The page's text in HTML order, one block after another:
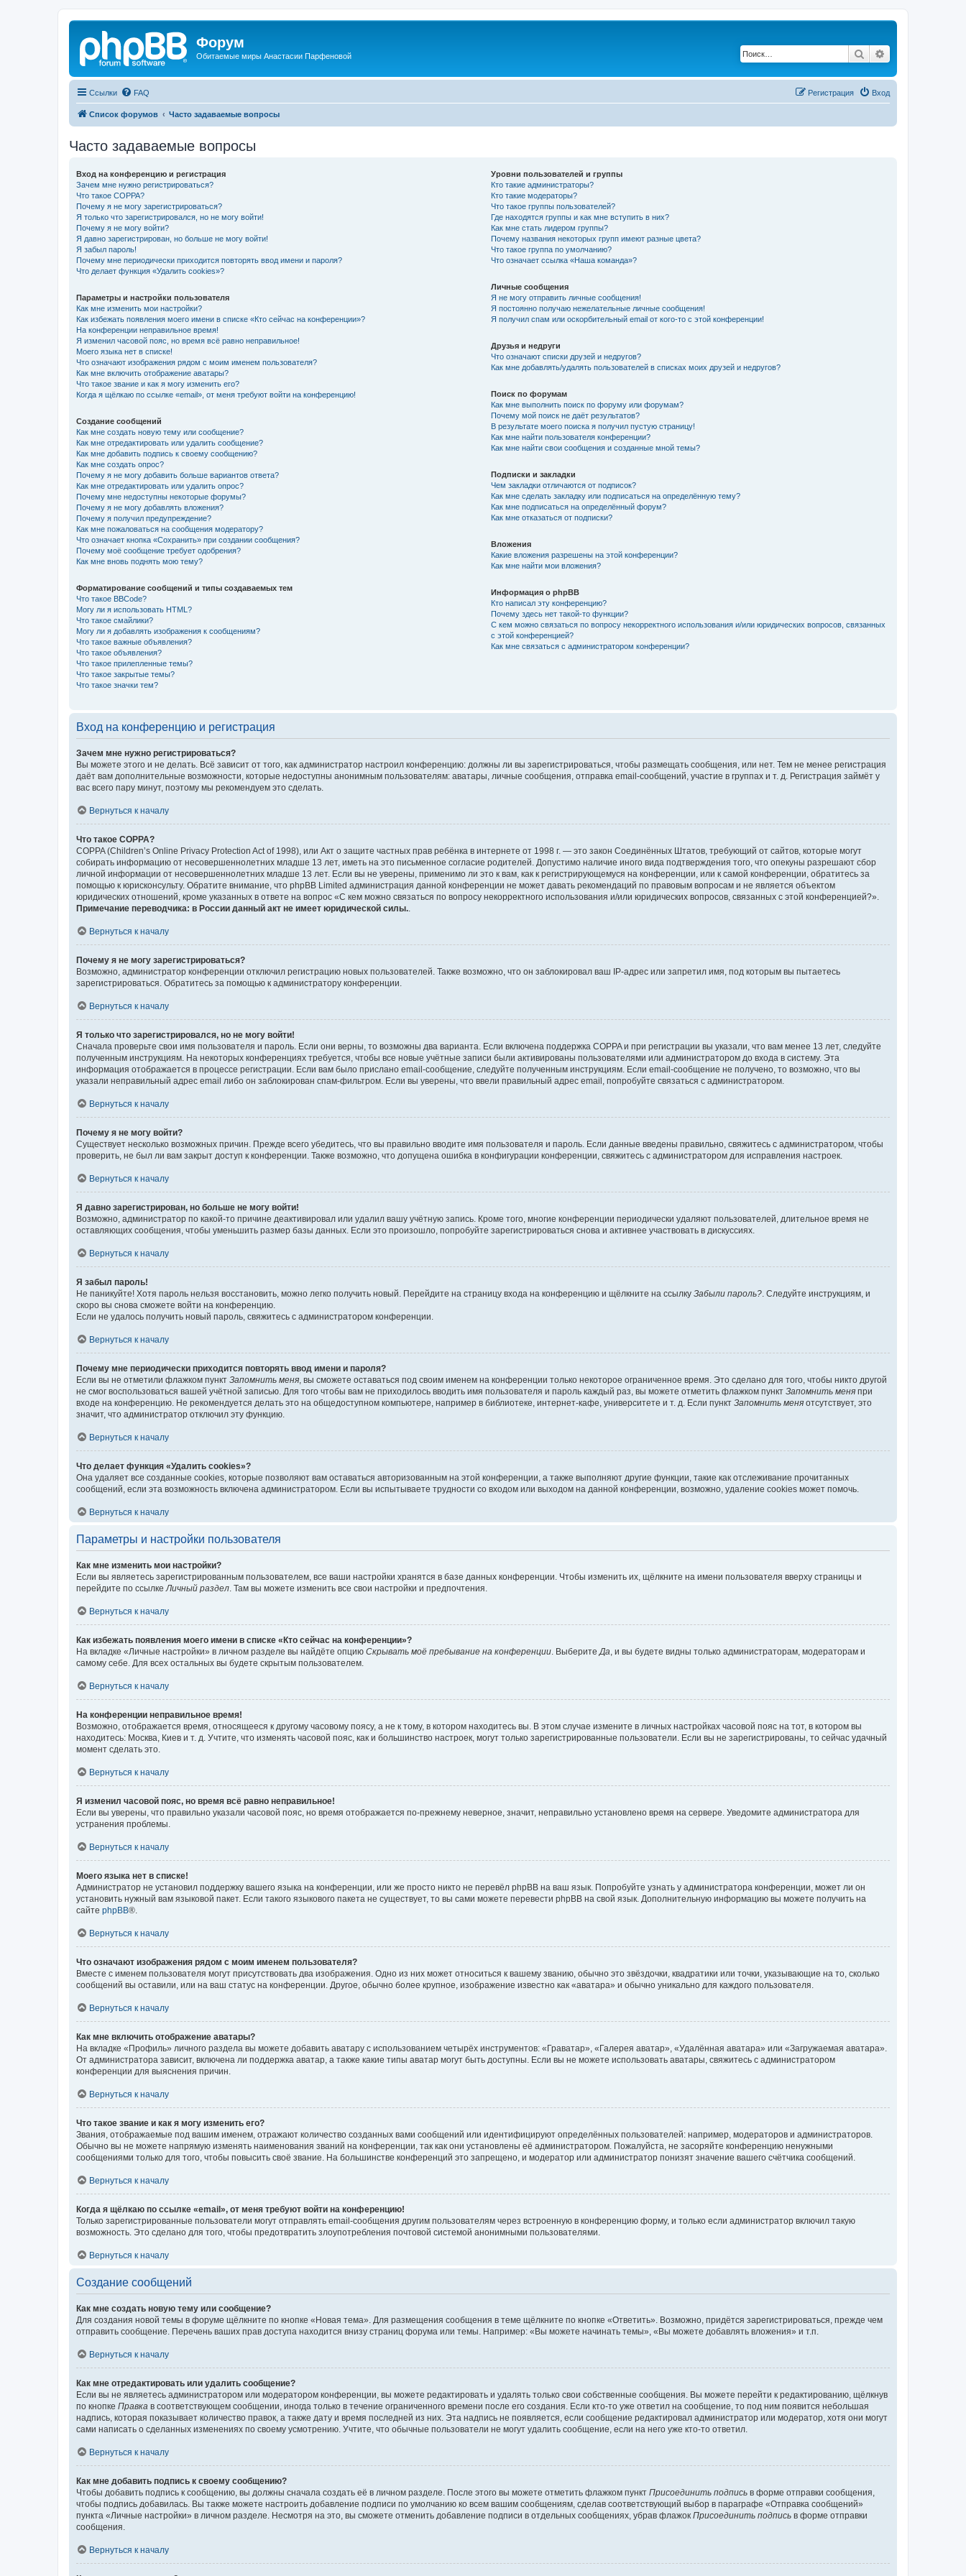
Форум
Обитаемые миры Анастасии Парфеновой Поиск
Ссылки FAQ Вход
Регистрация
Список форумов Часто задаваемые вопросы
Часто задаваемые вопросы
Вход на конференцию и регистрация
Зачем мне нужно регистрироваться?
Что такое COPPA?
Почему я не могу зарегистрироваться?
Я только что зарегистрировался, но не могу войти!
Почему я не могу войти?
Я давно зарегистрирован, но больше не могу войти!
Я забыл пароль!
Почему мне периодически приходится повторять ввод имени и пароля?
Что делает функция «Удалить cookies»?
Параметры и настройки пользователя
Как мне изменить мои настройки?
Как избежать появления моего имени в списке «Кто сейчас на конференции»?
На конференции неправильное время!
Я изменил часовой пояс, но время всё равно неправильное!
Моего языка нет в списке!
Что означают изображения рядом с моим именем пользователя?
Как мне включить отображение аватары?
Что такое звание и как я могу изменить его?
Когда я щёлкаю по ссылке «email», от меня требуют войти на конференцию!
Создание сообщений
Как мне создать новую тему или сообщение?
Как мне отредактировать или удалить сообщение?
Как мне добавить подпись к своему сообщению?
Как мне создать опрос?
Почему я не могу добавить больше вариантов ответа?
Как мне отредактировать или удалить опрос?
Почему мне недоступны некоторые форумы?
Почему я не могу добавлять вложения?
Почему я получил предупреждение?
Как мне пожаловаться на сообщения модератору?
Что означает кнопка «Сохранить» при создании сообщения?
Почему моё сообщение требует одобрения?
Как мне вновь поднять мою тему?
Форматирование сообщений и типы создаваемых тем
Что такое BBCode?
Могу ли я использовать HTML?
Что такое смайлики?
Могу ли я добавлять изображения к сообщениям?
Что такое важные объявления?
Что такое объявления?
Что такое прилепленные темы?
Что такое закрытые темы?
Что такое значки тем?
Уровни пользователей и группы
Кто такие администраторы?
Кто такие модераторы?
Что такое группы пользователей?
Где находятся группы и как мне вступить в них?
Как мне стать лидером группы?
Почему названия некоторых групп имеют разные цвета?
Что такое группа по умолчанию?
Что означает ссылка «Наша команда»?
Личные сообщения
Я не могу отправить личные сообщения!
Я постоянно получаю нежелательные личные сообщения!
Я получил спам или оскорбительный email от кого-то с этой конференции!
Друзья и недруги
Что означают списки друзей и недругов?
Как мне добавлять/удалять пользователей в списках моих друзей и недругов?
Поиск по форумам
Как мне выполнить поиск по форуму или форумам?
Почему мой поиск не даёт результатов?
В результате моего поиска я получил пустую страницу!
Как мне найти пользователя конференции?
Как мне найти свои сообщения и созданные мной темы?
Подписки и закладки
Чем закладки отличаются от подписок?
Как мне сделать закладку или подписаться на определённую тему?
Как мне подписаться на определённый форум?
Как мне отказаться от подписки?
Вложения
Какие вложения разрешены на этой конференции?
Как мне найти мои вложения?
Информация о phpBB
Кто написал эту конференцию?
Почему здесь нет такой-то функции?
С кем можно связаться по вопросу некорректного использования и/или юридических вопросов, связанных
с этой конференцией?
Как мне связаться с администратором конференции?
Вход на конференцию и регистрация
Зачем мне нужно регистрироваться?
Вы можете этого и не делать. Всё зависит от того, как администратор настроил конференцию: должны ли вы зарегистрироваться, чтобы размещать сообщения, или нет. Тем не менее регистрация
даёт вам дополнительные возможности, которые недоступны анонимным пользователям: аватары, личные сообщения, отправка email-сообщений, участие в группах и т. д. Регистрация займёт у
вас всего пару минут, поэтому мы рекомендуем это сделать.
Вернуться к началу
Что такое COPPA?
COPPA (Children’s Online Privacy Protection Act of 1998), или Акт о защите частных прав ребёнка в интернете от 1998 г. — это закон Соединённых Штатов, требующий от сайтов, которые могут
собирать информацию от несовершеннолетних младше 13 лет, иметь на это письменное согласие родителей. Допустимо наличие иного вида подтверждения того, что опекуны разрешают сбор
личной информации от несовершеннолетних младше 13 лет. Если вы не уверены, применимо ли это к вам, как к регистрирующемуся на конференции, или к самой конференции, обратитесь за
помощью к юрисконсульту. Обратите внимание, что phpBB Limited администрация данной конференции не может давать рекомендаций по правовым вопросам и не является объектом
юридических отношений, кроме указанных в ответе на вопрос «С кем можно связаться по вопросу некорректного использования и/или юридических вопросов, связанных с этой конференцией?».
Примечание переводчика: в России данный акт не имеет юридической силы.
Вернуться к началу
Почему я не могу зарегистрироваться?
Возможно, администратор конференции отключил регистрацию новых пользователей. Также возможно, что он заблокировал ваш IP-адрес или запретил имя, под которым вы пытаетесь
зарегистрироваться. Обратитесь за помощью к администратору конференции.
Вернуться к началу
Я только что зарегистрировался, но не могу войти!
Сначала проверьте свои имя пользователя и пароль. Если они верны, то возможны два варианта. Если включена поддержка COPPA и при регистрации вы указали, что вам менее 13 лет, следуйте
полученным инструкциям. На некоторых конференциях требуется, чтобы все новые учётные записи были активированы пользователями или администратором до входа в систему. Эта
информация отображается в процессе регистрации. Если вам было прислано email-сообщение, следуйте полученным инструкциям. Если email-сообщение не получено, то возможно, что вы
указали неправильный адрес email либо он заблокирован спам-фильтром. Если вы уверены, что ввели правильный адрес email, попробуйте связаться с администратором.
Вернуться к началу
Почему я не могу войти?
Существует несколько возможных причин. Прежде всего убедитесь, что вы правильно вводите имя пользователя и пароль. Если данные введены правильно, свяжитесь с администратором, чтобы
проверить, не был ли вам закрыт доступ к конференции. Также возможно, что допущена ошибка в конфигурации конференции, свяжитесь с администратором для исправления настроек.
Вернуться к началу
Я давно зарегистрирован, но больше не могу войти!
Возможно, администратор по какой-то причине деактивировал или удалил вашу учётную запись. Кроме того, многие конференции периодически удаляют пользователей, длительное время не
оставляющих сообщения, чтобы уменьшить размер базы данных. Если это произошло, попробуйте зарегистрироваться снова и активнее участвовать в дискуссиях.
Вернуться к началу
Я забыл пароль!
Не паникуйте! Хотя пароль нельзя восстановить, можно легко получить новый. Перейдите на страницу входа на конференцию и щёлкните на ссылку Забыли пароль? . Следуйте инструкциям, и
скоро вы снова сможете войти на конференцию.
Если не удалось получить новый пароль, свяжитесь с администратором конференции.
Вернуться к началу
Почему мне периодически приходится повторять ввод имени и пароля?
Если вы не отметили флажком пункт Запомнить меня , вы сможете оставаться под своим именем на конференции только некоторое ограниченное время. Это сделано для того, чтобы никто другой
не смог воспользоваться вашей учётной записью. Для того чтобы вам не приходилось вводить имя пользователя и пароль каждый раз, вы можете отметить флажком пункт Запомнить меня при
входе на конференцию. Не рекомендуется делать это на общедоступном компьютере, например в библиотеке, интернет-кафе, университете и т. д. Если пункт Запомнить меня отсутствует, это
значит, что администратор отключил эту функцию.
Вернуться к началу
Что делает функция «Удалить cookies»?
Она удаляет все созданные cookies, которые позволяют вам оставаться авторизованным на этой конференции, а также выполняют другие функции, такие как отслеживание прочитанных
сообщений, если эта возможность включена администратором. Если вы испытываете трудности со входом или выходом на данной конференции, возможно, удаление cookies может помочь.
Вернуться к началу
Параметры и настройки пользователя
Как мне изменить мои настройки?
Если вы являетесь зарегистрированным пользователем, все ваши настройки хранятся в базе данных конференции. Чтобы изменить их, щёлкните на имени пользователя вверху страницы и
перейдите по ссылке Личный раздел . Там вы можете изменить все свои настройки и предпочтения.
Вернуться к началу
Как избежать появления моего имени в списке «Кто сейчас на конференции»?
На вкладке «Личные настройки» в личном разделе вы найдёте опцию Скрывать моё пребывание на конференции . Выберите Да , и вы будете видны только администраторам, модераторам и
самому себе. Для всех остальных вы будете скрытым пользователем.
Вернуться к началу
На конференции неправильное время!
Возможно, отображается время, относящееся к другому часовому поясу, а не к тому, в котором находитесь вы. В этом случае измените в личных настройках часовой пояс на тот, в котором вы
находитесь: Москва, Киев и т. д. Учтите, что изменять часовой пояс, как и большинство настроек, могут только зарегистрированные пользователи. Если вы не зарегистрированы, то сейчас удачный
момент сделать это.
Вернуться к началу
Я изменил часовой пояс, но время всё равно неправильное!
Если вы уверены, что правильно указали часовой пояс, но время отображается по-прежнему неверное, значит, неправильно установлено время на сервере. Уведомите администратора для
устранения проблемы.
Вернуться к началу
Моего языка нет в списке!
Администратор не установил поддержку вашего языка на конференции, или же просто никто не перевёл phpBB на ваш язык. Попробуйте узнать у администратора конференции, может ли он
установить нужный вам языковой пакет. Если такого языкового пакета не существует, то вы сами можете перевести phpBB на свой язык. Дополнительную информацию вы можете получить на
сайте phpBB®.
Вернуться к началу
Что означают изображения рядом с моим именем пользователя?
Вместе с именем пользователя могут присутствовать два изображения. Одно из них может относиться к вашему званию, обычно это звёздочки, квадратики или точки, указывающие на то, сколько
сообщений вы оставили, или на ваш статус на конференции. Другое, обычно более крупное, изображение известно как «аватара» и обычно уникально для каждого пользователя.
Вернуться к началу
Как мне включить отображение аватары?
На вкладке «Профиль» личного раздела вы можете добавить аватару с использованием четырёх инструментов: «Граватар», «Галерея аватар», «Удалённая аватара» или «Загружаемая аватара».
От администратора зависит, включена ли поддержка аватар, а также какие типы аватар могут быть доступны. Если вы не можете использовать аватары, свяжитесь с администратором
конференции для выяснения причин.
Вернуться к началу
Что такое звание и как я могу изменить его?
Звания, отображаемые под вашим именем, отражают количество созданных вами сообщений или идентифицируют определённых пользователей: например, модераторов и администраторов.
Обычно вы не можете напрямую изменять наименования званий на конференции, так как они установлены её администратором. Пожалуйста, не засоряйте конференцию ненужными
сообщениями только для того, чтобы повысить своё звание. На большинстве конференций это запрещено, и модератор или администратор понизят значение вашего счётчика сообщений.
Вернуться к началу
Когда я щёлкаю по ссылке «email», от меня требуют войти на конференцию!
Только зарегистрированные пользователи могут отправлять email-сообщения другим пользователям через встроенную в конференцию форму, и только если администратор включил такую
возможность. Это сделано для того, чтобы предотвратить злоупотребления почтовой системой анонимными пользователями.
Вернуться к началу
Создание сообщений
Как мне создать новую тему или сообщение?
Для создания новой темы в форуме щёлкните по кнопке «Новая тема». Для размещения сообщения в теме щёлкните по кнопке «Ответить». Возможно, придётся зарегистрироваться, прежде чем
отправить сообщение. Перечень ваших прав доступа находится внизу страниц форума или темы. Например: «Вы можете начинать темы», «Вы можете добавлять вложения» и т.п.
Вернуться к началу
Как мне отредактировать или удалить сообщение?
Если вы не являетесь администратором или модератором конференции, вы можете редактировать и удалять только свои собственные сообщения. Вы можете перейти к редактированию, щёлкнув
по кнопке Правка в соответствующем сообщении, иногда только в течение ограниченного времени после его создания. Если кто-то уже ответил на сообщение, то под ним появится небольшая
надпись, которая показывает количество правок, а также дату и время последней из них. Эта надпись не появляется, если сообщение редактировал администратор или модератор, хотя они могут
сами написать о сделанных изменениях по своему усмотрению. Учтите, что обычные пользователи не могут удалить сообщение, если на него уже кто-то ответил.
Вернуться к началу
Как мне добавить подпись к своему сообщению?
Чтобы добавить подпись к сообщению, вы должны сначала создать её в личном разделе. После этого вы можете отметить флажком пункт Присоединить подпись в форме отправки сообщения,
чтобы подпись добавилась. Вы также можете настроить добавление подписи по умолчанию ко всем вашим сообщениям, сделав соответствующий выбор в параграфе «Отправка сообщений»
пункта «Личные настройки» в личном разделе. Несмотря на это, вы сможете отменить добавление подписи в отдельных сообщениях, убрав флажок Присоединить подпись в форме отправки
сообщения.
Вернуться к началу